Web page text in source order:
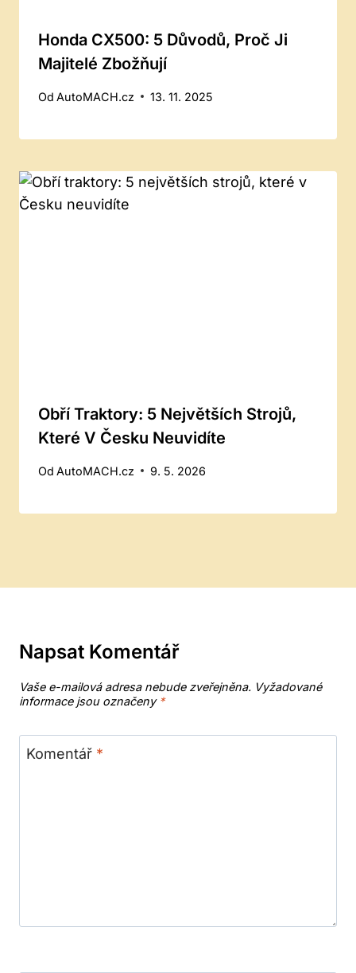
Honda CX500: 5 Důvodů, Proč Ji
Majitelé Zbožňují
Od AutoMACH.cz 13. 11. 2025
Obří Traktory: 5 Největších Strojů,
Které V Česku Neuvidíte
Od AutoMACH.cz 9. 5. 2026
Napsat Komentář
Vaše e-mailová adresa nebude zveřejněna. Vyžadované
informace jsou označeny *
Komentář *